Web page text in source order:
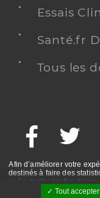
Essais
Santé.fr
Tous les
Facebook
Afin d’améliorer votre
destinés à faire des
ou à adapter les
ces cookies, nous vous
Tout accepter